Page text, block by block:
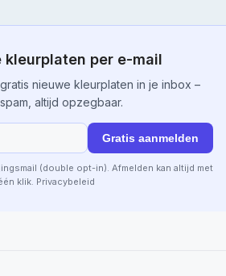
kleurplaten per e-mail
nieuwe kleurplaten in je inbox –
altijd opzegbaar.
Gratis aanmelden
(double opt-in). Afmelden kan altijd met
klik. Privacybeleid